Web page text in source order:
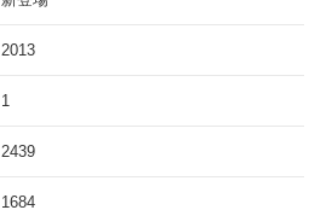
2013
1
2439
1684